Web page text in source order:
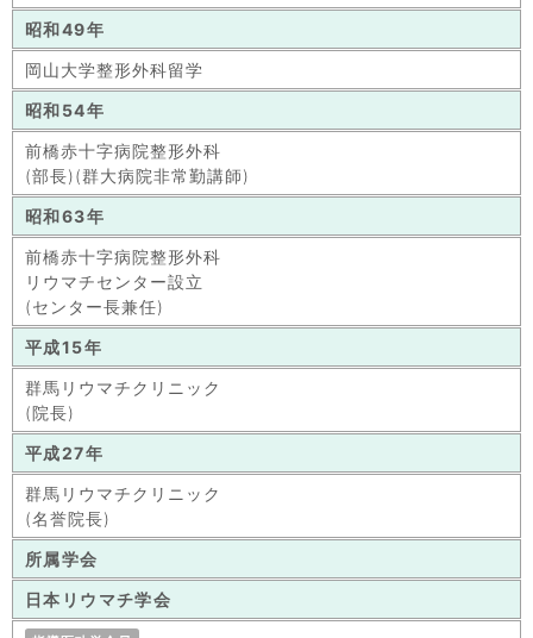
昭和49年
岡山大学整形外科留学
昭和54年
前橋赤十字病院整形外科
(部長)(群大病院非常勤講師)
昭和63年
前橋赤十字病院整形外科
リウマチセンター設立
(センター長兼任)
平成15年
群馬リウマチクリニック
(院長)
平成27年
群馬リウマチクリニック
(名誉院長)
所属学会
日本リウマチ学会